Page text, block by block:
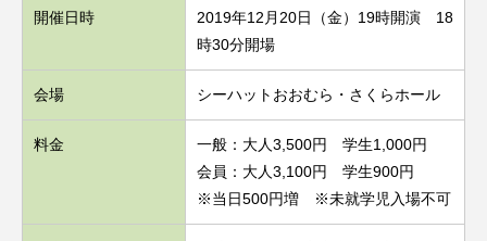
開催日時
2019年12月20日（金）19時開演 18
時30分開場
会場 シーハットおおむら・さくらホール
料金
一般：大人3,500円 学生1,000円
会員：大人3,100円 学生900円
※当日500円増 ※未就学児入場不可